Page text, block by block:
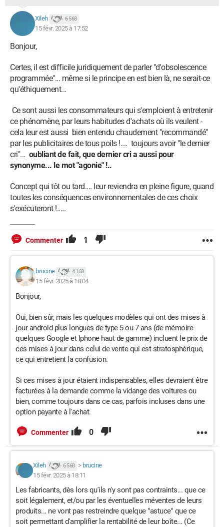
Xileh 6 568
15 févr. 2025 à 17:52
Bonjour,
Certes, il est difficile juridiquement de parler "d'obsolescence
programmée"... même si le principe en est bien là, ne serait-ce
qu'éthiquement...
Ce sont aussi les consommateurs qui s'emploient à entretenir
ce phénomène, par leurs habitudes d'achats où ils veulent -
cela leur est aussi bien entendu chaudement "recommandé"
par les publicitaires de tous poils !.... toujours avoir "le dernier
cri"... oubliant de fait, que dernier cri a aussi pour
synonyme... le mot "agonie" !..
Concept qui tôt ou tard.... leur reviendra en pleine figure, quand
toutes les conséquences environnementales de ces choix
s'exécuteront !.....
Commenter 1
brucine 4 168
15 févr. 2025 à 18:04
Bonjour,
Oui, bien sûr, mais les quelques modèles qui ont des mises à
jour android plus longues de type 5 ou 7 ans (de mémoire
quelques Google et Iphone haut de gamme) incluent le prix de
ces mises à jour dans celui de vente qui est stratosphérique,
ce qui entretient la confusion.
Si ces mises à jour étaient indispensables, elles devraient être
facturées à la demande comme la vidange des voitures ou
bien, comme toujours dans ce cas, parfois incluses dans une
option payante à l'achat.
Commenter 0
Xileh 6 568 > brucine
15 févr. 2025 à 18:11
Les fabricants, dès lors qu'ils n'y sont pas contraints... que ce
soit légalement, et/ou par les éventuelles méventes de leurs
produits... ne vont pas restreindre quelque "astuce" que ce
soit permettant d'amplifier la rentabilité de leur boîte... (Ce